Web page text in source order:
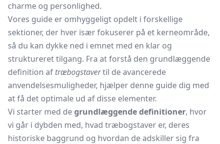
charme og personlighed.
Vores guide er omhyggeligt opdelt i forskellige
sektioner, der hver især fokuserer på et kerneområde,
så du kan dykke ned i emnet med en klar og
struktureret tilgang. Fra at forstå den grundlæggende
definition af træbogstavertil de avancerede
anvendelsesmuligheder, hjælper denne guide dig med
at få det optimale ud af disse elementer.
Vi starter med degrundlæggende definitioner, hvor
vi går i dybden med, hvad træbogstaver er, deres
historiske baggrund og hvordan de adskiller sig fra